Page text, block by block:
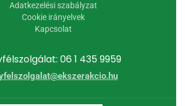
06 1 435 9959
Adatkezelési szabályzat
Cookie irányelvek
Kapcsolat